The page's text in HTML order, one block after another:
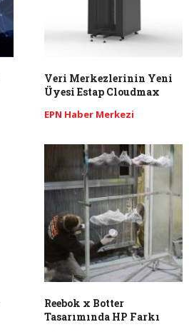
Veri Merkezlerinin Yeni
Üyesi Estap Cloudmax
EPN Haber Merkezi
Reebok x Botter
Tasarımında HP Farkı